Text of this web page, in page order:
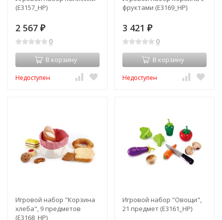
(E3157_HP)
2 567 ₽
0
В корзину
Недоступен
фруктами (E3169_HP)
3 421 ₽
0
В корзину
Недоступен
Игровой набор "Корзина
хлеба", 9 предметов
(E3168_HP)
Игровой набор "Овощи",
21 предмет (E3161_HP)